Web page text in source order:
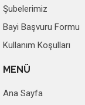
Şubelerimiz
Bayi Başvuru Formu
Kullanım Koşulları
MENÜ
Ana Sayfa